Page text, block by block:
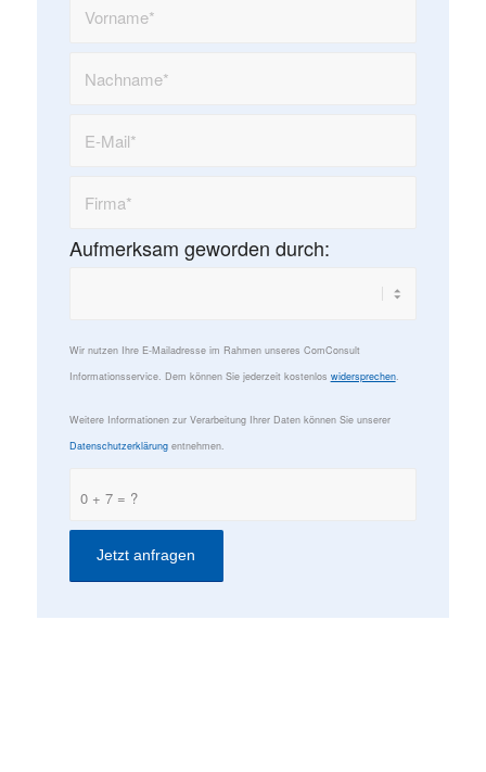
Aufmerksam geworden durch:
Wir nutzen Ihre E-Mailadresse im Rahmen unseres ComConsult
Informationsservice. Dem können Sie jederzeit kostenlos widersprechen.
Weitere Informationen zur Verarbeitung Ihrer Daten können Sie unserer
Datenschutzerklärungentnehmen.
0 + 7 = ?